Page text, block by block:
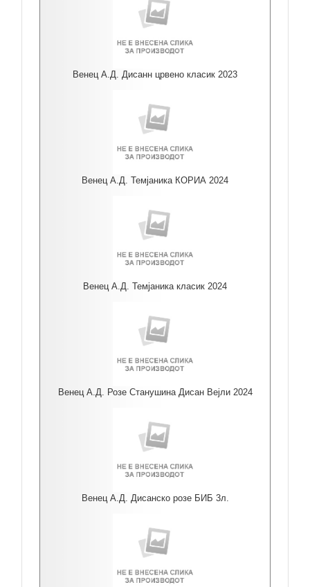
Венец А.Д. Дисанн црвено класик 2023
Венец А.Д. Темјаника КОРИА 2024
Венец А.Д. Темјаника класик 2024
Венец А.Д. Розе Станушина Дисан Вејли 2024
Венец А.Д. Дисанско розе БИБ 3л.